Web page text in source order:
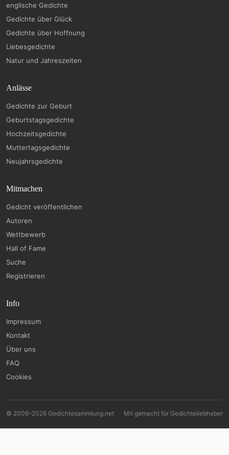
englische Gedichte
Gedichte über Glück
Gedichte über Hoffnung
Liebesgedichte
Natur und Jahreszeiten
Anlässe
Gedichte zur Geburt
Geburtstagsgedichte
Hochzeitsgedichte
Muttertagsgedichte
Neujahrsgedichte
Mitmachen
Gedicht veröffentlichen
Autoren
Wettbewerb
Hall of Fame
Suche
Registrieren
Info
Impressum
Kontakt
Über uns
FAQ
Cookies
© 2006–2026 Gedichtesammlung.net Mit gemacht für Gedichteliebhaber